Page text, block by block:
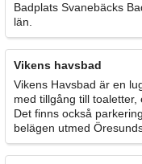
Badplats Svanebäcks
län.
Vikens havsbad
Vikens Havsbad är en
med tillgång till
Det finns också
belägen utmed